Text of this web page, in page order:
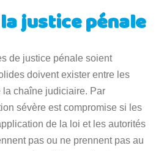
justice pénale
de justice pénale soient
doivent exister entre les
chaîne judiciaire. Par
sévère est compromise si les
de la loi et les autorités
pas ou ne prennent pas au